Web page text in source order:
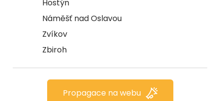
Hostýn
Náměšť nad Oslavou
Zvíkov
Zbiroh
Propagace na webu